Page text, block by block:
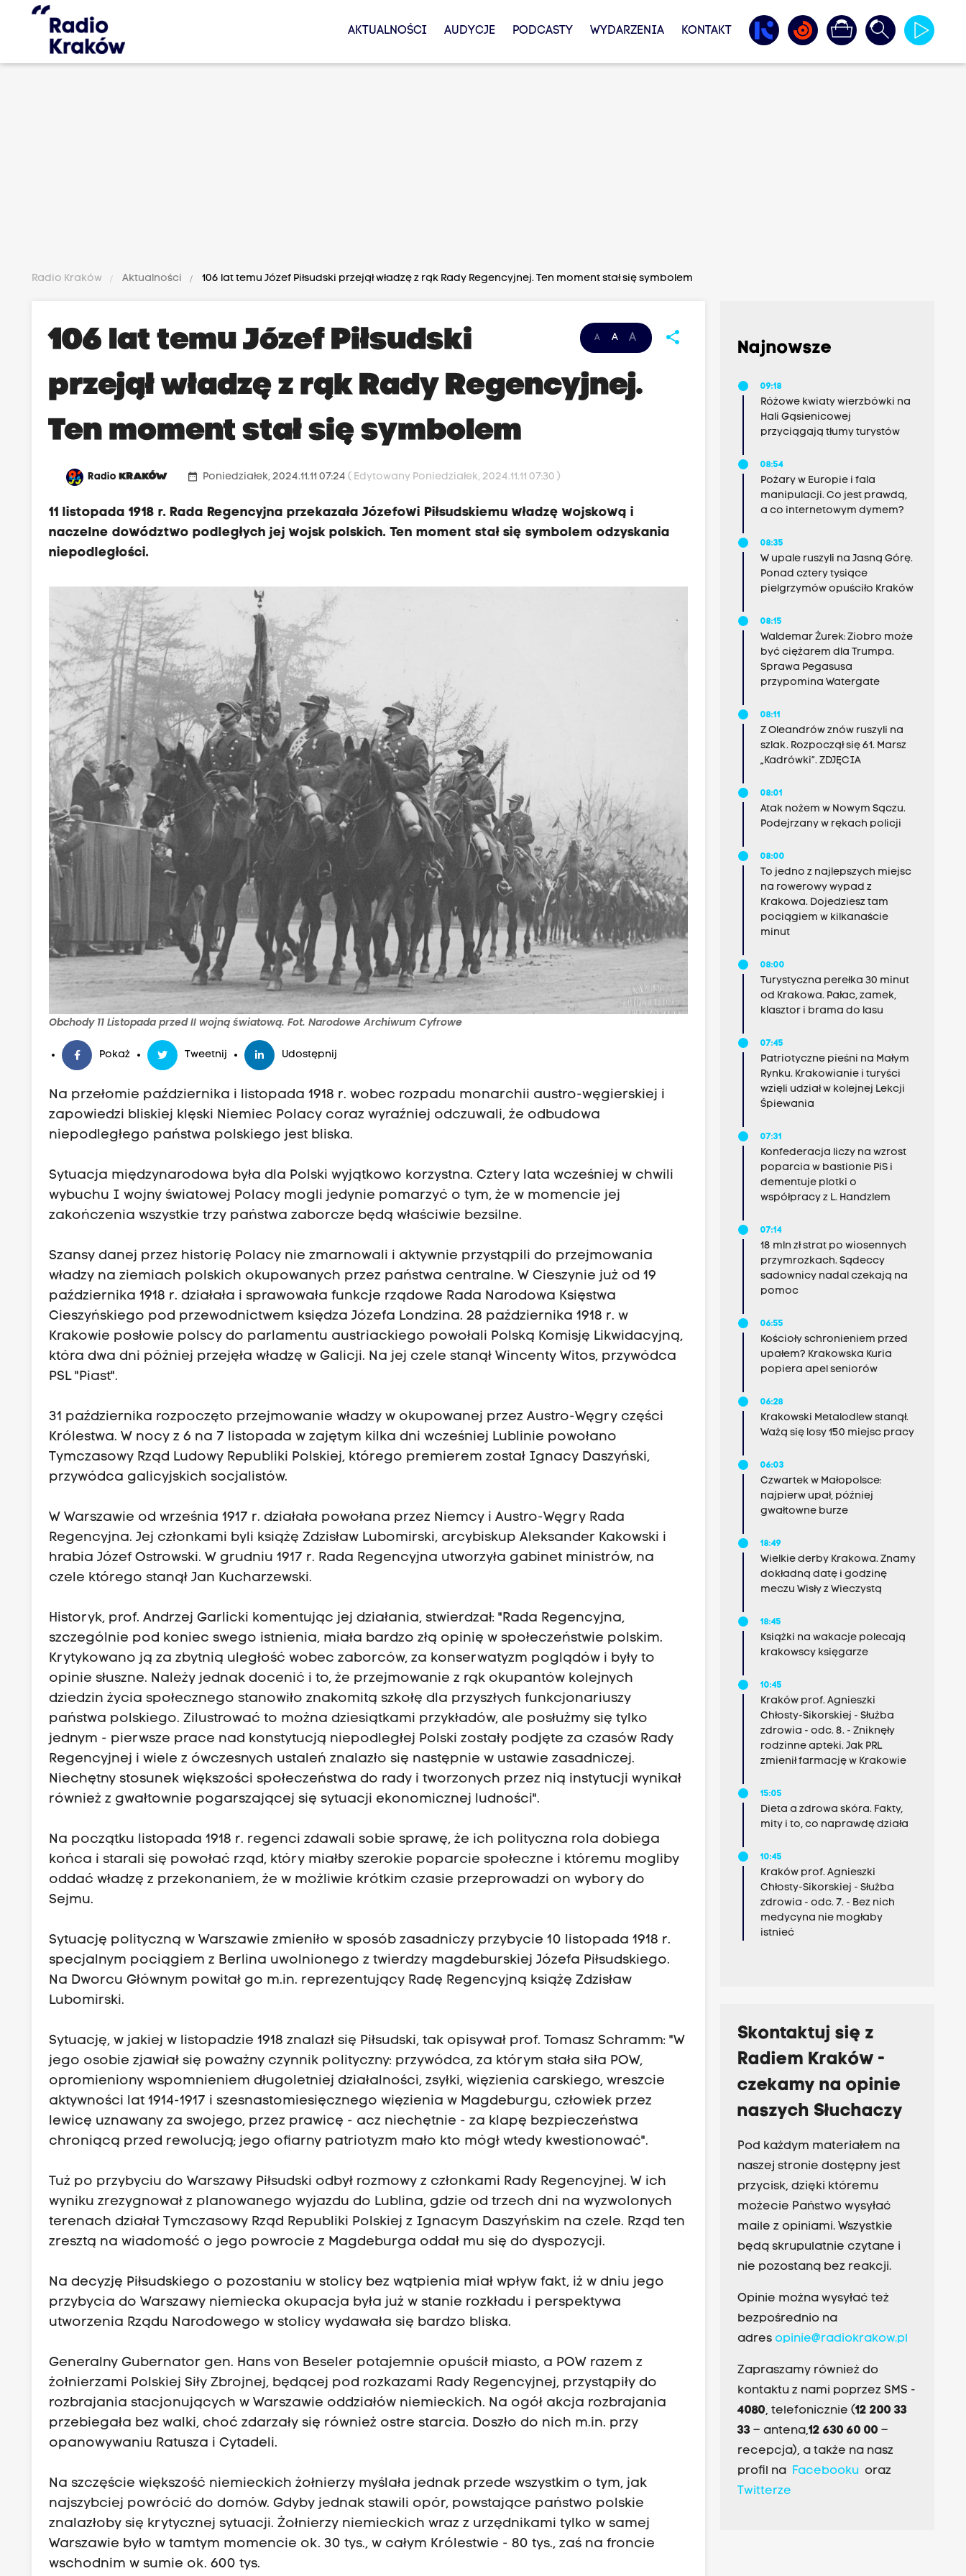
AKTUALNOŚCI AUDYCJE PODCASTY WYDARZENIA KONTAKT
Radio Kraków Aktualności 106 lat temu Józef Piłsudski przejął władzę z rąk Rady Regencyjnej. Ten moment stał się symbolem
A A A share
106 lat temu Józef Piłsudski
przejął władzę z rąk Rady Regencyjnej.
Ten moment stał się symbolem
RadioKRAKÓW date_range Poniedziałek, 2024.11.11 07:24( Edytowany Poniedziałek, 2024.11.11 07:30 )
11 listopada 1918 r. Rada Regencyjna przekazała Józefowi Piłsudskiemu władzę wojskową i
naczelne dowództwo podległych jej wojsk polskich. Ten moment stał się symbolem odzyskania
niepodległości.
Obchody 11 Listopada przed II wojną światową. Fot. Narodowe Archiwum Cyfrowe
Pokaż Tweetnij Udostępnij
Na przełomie października i listopada 1918 r. wobec rozpadu monarchii austro-węgierskiej i
zapowiedzi bliskiej klęski Niemiec Polacy coraz wyraźniej odczuwali, że odbudowa
niepodległego państwa polskiego jest bliska.
Sytuacja międzynarodowa była dla Polski wyjątkowo korzystna. Cztery lata wcześniej w chwili
wybuchu I wojny światowej Polacy mogli jedynie pomarzyć o tym, że w momencie jej
zakończenia wszystkie trzy państwa zaborcze będą właściwie bezsilne.
Szansy danej przez historię Polacy nie zmarnowali i aktywnie przystąpili do przejmowania
władzy na ziemiach polskich okupowanych przez państwa centralne. W Cieszynie już od 19
października 1918 r. działała i sprawowała funkcje rządowe Rada Narodowa Księstwa
Cieszyńskiego pod przewodnictwem księdza Józefa Londzina. 28 października 1918 r. w
Krakowie posłowie polscy do parlamentu austriackiego powołali Polską Komisję Likwidacyjną,
która dwa dni później przejęła władzę w Galicji. Na jej czele stanął Wincenty Witos, przywódca
PSL "Piast".
31 października rozpoczęto przejmowanie władzy w okupowanej przez Austro-Węgry części
Królestwa. W nocy z 6 na 7 listopada w zajętym kilka dni wcześniej Lublinie powołano
Tymczasowy Rząd Ludowy Republiki Polskiej, którego premierem został Ignacy Daszyński,
przywódca galicyjskich socjalistów.
W Warszawie od września 1917 r. działała powołana przez Niemcy i Austro-Węgry Rada
Regencyjna. Jej członkami byli książę Zdzisław Lubomirski, arcybiskup Aleksander Kakowski i
hrabia Józef Ostrowski. W grudniu 1917 r. Rada Regencyjna utworzyła gabinet ministrów, na
czele którego stanął Jan Kucharzewski.
Historyk, prof. Andrzej Garlicki komentując jej działania, stwierdzał: "Rada Regencyjna,
szczególnie pod koniec swego istnienia, miała bardzo złą opinię w społeczeństwie polskim.
Krytykowano ją za zbytnią uległość wobec zaborców, za konserwatyzm poglądów i były to
opinie słuszne. Należy jednak docenić i to, że przejmowanie z rąk okupantów kolejnych
dziedzin życia społecznego stanowiło znakomitą szkołę dla przyszłych funkcjonariuszy
państwa polskiego. Zilustrować to można dziesiątkami przykładów, ale posłużmy się tylko
jednym - pierwsze prace nad konstytucją niepodległej Polski zostały podjęte za czasów Rady
Regencyjnej i wiele z ówczesnych ustaleń znalazło się następnie w ustawie zasadniczej.
Niechętny stosunek większości społeczeństwa do rady i tworzonych przez nią instytucji wynikał
również z gwałtownie pogarszającej się sytuacji ekonomicznej ludności".
Na początku listopada 1918 r. regenci zdawali sobie sprawę, że ich polityczna rola dobiega
końca i starali się powołać rząd, który miałby szerokie poparcie społeczne i któremu mogliby
oddać władzę z przekonaniem, że w możliwie krótkim czasie przeprowadzi on wybory do
Sejmu.
Sytuację polityczną w Warszawie zmieniło w sposób zasadniczy przybycie 10 listopada 1918 r.
specjalnym pociągiem z Berlina uwolnionego z twierdzy magdeburskiej Józefa Piłsudskiego.
Na Dworcu Głównym powitał go m.in. reprezentujący Radę Regencyjną książę Zdzisław
Lubomirski.
Sytuację, w jakiej w listopadzie 1918 znalazł się Piłsudski, tak opisywał prof. Tomasz Schramm: "W
jego osobie zjawiał się poważny czynnik polityczny: przywódca, za którym stała siła POW,
opromieniony wspomnieniem długoletniej działalności, zsyłki, więzienia carskiego, wreszcie
aktywności lat 1914-1917 i szesnastomiesięcznego więzienia w Magdeburgu, człowiek przez
lewicę uznawany za swojego, przez prawicę - acz niechętnie - za klapę bezpieczeństwa
chroniącą przed rewolucją; jego ofiarny patriotyzm mało kto mógł wtedy kwestionować".
Tuż po przybyciu do Warszawy Piłsudski odbył rozmowy z członkami Rady Regencyjnej. W ich
wyniku zrezygnował z planowanego wyjazdu do Lublina, gdzie od trzech dni na wyzwolonych
terenach działał Tymczasowy Rząd Republiki Polskiej z Ignacym Daszyńskim na czele. Rząd ten
zresztą na wiadomość o jego powrocie z Magdeburga oddał mu się do dyspozycji.
Na decyzję Piłsudskiego o pozostaniu w stolicy bez wątpienia miał wpływ fakt, iż w dniu jego
przybycia do Warszawy niemiecka okupacja była już w stanie rozkładu i perspektywa
utworzenia Rządu Narodowego w stolicy wydawała się bardzo bliska.
Generalny Gubernator gen. Hans von Beseler potajemnie opuścił miasto, a POW razem z
żołnierzami Polskiej Siły Zbrojnej, będącej pod rozkazami Rady Regencyjnej, przystąpiły do
rozbrajania stacjonujących w Warszawie oddziałów niemieckich. Na ogół akcja rozbrajania
przebiegała bez walki, choć zdarzały się również ostre starcia. Doszło do nich m.in. przy
opanowywaniu Ratusza i Cytadeli.
Na szczęście większość niemieckich żołnierzy myślała jednak przede wszystkim o tym, jak
najszybciej powrócić do domów. Gdyby jednak stawili opór, powstające państwo polskie
znalazłoby się krytycznej sytuacji. Żołnierzy niemieckich wraz z urzędnikami tylko w samej
Warszawie było w tamtym momencie ok. 30 tys., w całym Królestwie - 80 tys., zaś na froncie
wschodnim w sumie ok. 600 tys.
Najnowsze
09:18
Różowe kwiaty wierzbówki na
Hali Gąsienicowej
przyciągają tłumy turystów
08:54
Pożary w Europie i fala
manipulacji. Co jest prawdą,
a co internetowym dymem?
08:35
W upale ruszyli na Jasną Górę.
Ponad cztery tysiące
pielgrzymów opuściło Kraków
08:15
Waldemar Żurek: Ziobro może
być ciężarem dla Trumpa.
Sprawa Pegasusa
przypomina Watergate
08:11
Z Oleandrów znów ruszyli na
szlak. Rozpoczął się 61. Marsz
„Kadrówki”. ZDJĘCIA
08:01
Atak nożem w Nowym Sączu.
Podejrzany w rękach policji
08:00
To jedno z najlepszych miejsc
na rowerowy wypad z
Krakowa. Dojedziesz tam
pociągiem w kilkanaście
minut
08:00
Turystyczna perełka 30 minut
od Krakowa. Pałac, zamek,
klasztor i brama do lasu
07:45
Patriotyczne pieśni na Małym
Rynku. Krakowianie i turyści
wzięli udział w kolejnej Lekcji
Śpiewania
07:31
Konfederacja liczy na wzrost
poparcia w bastionie PiS i
dementuje plotki o
współpracy z L. Handzlem
07:14
18 mln zł strat po wiosennych
przymrozkach. Sądeccy
sadownicy nadal czekają na
pomoc
06:55
Kościoły schronieniem przed
upałem? Krakowska Kuria
popiera apel seniorów
06:28
Krakowski Metalodlew stanął.
Ważą się losy 150 miejsc pracy
06:03
Czwartek w Małopolsce:
najpierw upał, później
gwałtowne burze
18:49
Wielkie derby Krakowa. Znamy
dokładną datę i godzinę
meczu Wisły z Wieczystą
18:45
Książki na wakacje polecają
krakowscy księgarze
10:45
Kraków prof. Agnieszki
Chłosty-Sikorskiej - Służba
zdrowia - odc. 8. - Zniknęły
rodzinne apteki. Jak PRL
zmienił farmację w Krakowie
15:05
Dieta a zdrowa skóra. Fakty,
mity i to, co naprawdę działa
10:45
Kraków prof. Agnieszki
Chłosty-Sikorskiej - Służba
zdrowia - odc. 7. - Bez nich
medycyna nie mogłaby
istnieć
Skontaktuj się z
Radiem Kraków -
czekamy na opinie
naszych Słuchaczy
Pod każdym materiałem na
naszej stronie dostępny jest
przycisk, dzięki któremu
możecie Państwo wysyłać
maile z opiniami. Wszystkie
będą skrupulatnie czytane i
nie pozostaną bez reakcji.
Opinie można wysyłać też
bezpośrednio na
adres opinie@radiokrakow.pl
Zapraszamy również do
kontaktu z nami poprzez SMS -
4080, telefonicznie (12 200 33
33– antena,12 630 60 00 –
recepcja), a także na nasz
profil na Facebookuoraz
Twitterze